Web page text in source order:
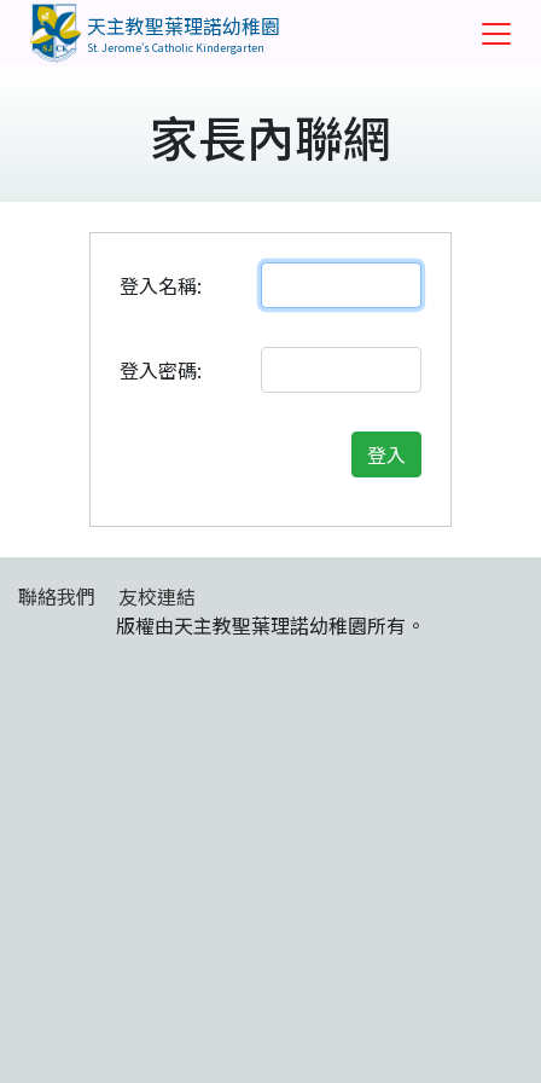
天主教聖葉理諾幼稚園
St. Jerome's Catholic Kindergarten
家長內聯網
登入名稱:
登入密碼:
登入
聯絡我們
友校連結
版權由天主教聖葉理諾幼稚園所有。